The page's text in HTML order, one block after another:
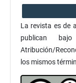
La revista es de
publican
Atribución/
los mismos